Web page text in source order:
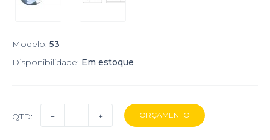
Modelo: 53
Disponibilidade: Em estoque
QTD: